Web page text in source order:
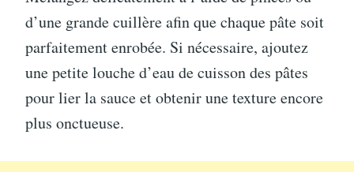
d’une grande cuillère afin que chaque pâte soit
parfaitement enrobée. Si nécessaire, ajoutez
une petite louche d’eau de cuisson des pâtes
pour lier la sauce et obtenir une texture encore
plus onctueuse.